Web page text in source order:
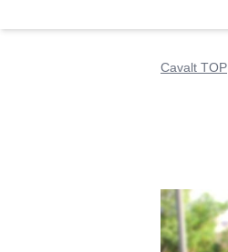
Cavalt TOP